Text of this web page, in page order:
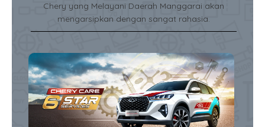
Chery yang Melayani Daerah Manggarai akan
mengarsipkan dengan sangat rahasia.